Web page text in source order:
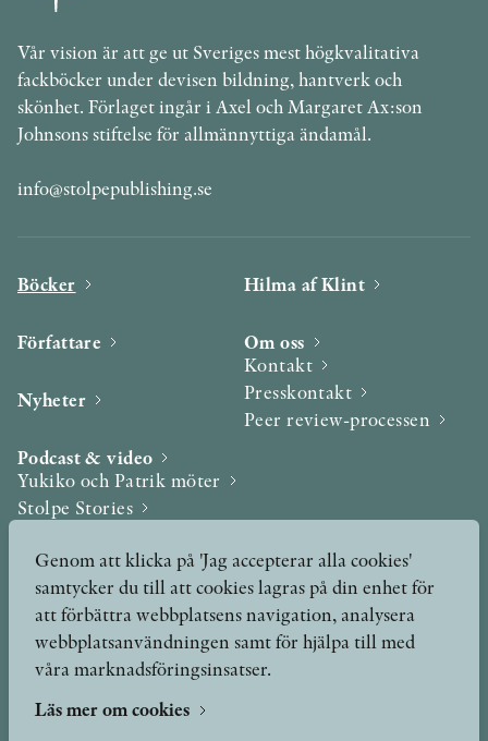
Vår vision är att ge ut Sveriges mest högkvalitativa
fackböcker under devisen bildning, hantverk och
skönhet. Förlaget ingår i Axel och Margaret Ax:son
Johnsons stiftelse för allmännyttiga ändamål.
info@stolpepublishing.se
Böcker
Författare
Nyheter
Podcast & video
Yukiko och Patrik möter
Stolpe Stories
Utmärkelser & Format
Utmärkelser
Övriga format
Hilma af Klint
Om oss
Kontakt
Presskontakt
Peer review-processen
Genom att klicka på 'Jag accepterar alla cookies'
samtycker du till att cookies lagras på din enhet för
att förbättra webbplatsens navigation, analysera
webbplatsanvändningen samt för hjälpa till med
våra marknadsföringsinsatser.
Läs mer om cookies